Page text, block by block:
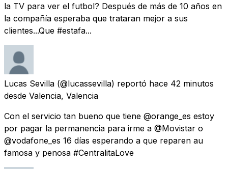
la TV para ver el futbol? Después de más de 10 años en
la compañía esperaba que trataran mejor a sus
clientes...Que #estafa...
Lucas Sevilla (@lucassevilla) reportó hace 42 minutos
desde Valencia, Valencia
Con el servicio tan bueno que tiene @orange_es estoy
por pagar la permanencia para irme a @Movistar o
@vodafone_es 16 días esperando a que reparen au
famosa y penosa #CentralitaLove